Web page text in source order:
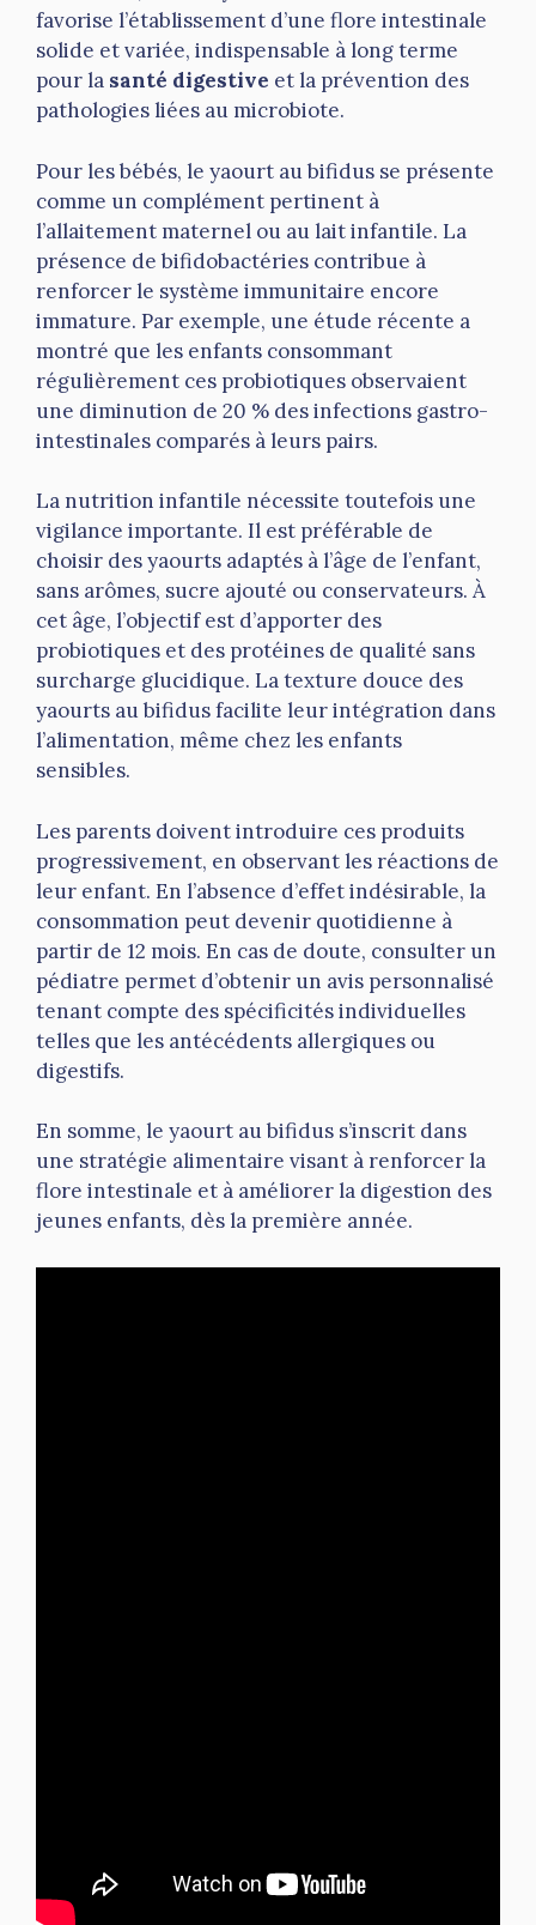
favorise l’établissement d’une flore intestinale
solide et variée, indispensable à long terme
pour la santé digestive et la prévention des
pathologies liées au microbiote.
Pour les bébés, le yaourt au bifidus se présente
comme un complément pertinent à
l’allaitement maternel ou au lait infantile. La
présence de bifidobactéries contribue à
renforcer le système immunitaire encore
immature. Par exemple, une étude récente a
montré que les enfants consommant
régulièrement ces probiotiques observaient
une diminution de 20 % des infections gastro-
intestinales comparés à leurs pairs.
La nutrition infantile nécessite toutefois une
vigilance importante. Il est préférable de
choisir des yaourts adaptés à l’âge de l’enfant,
sans arômes, sucre ajouté ou conservateurs. À
cet âge, l’objectif est d’apporter des
probiotiques et des protéines de qualité sans
surcharge glucidique. La texture douce des
yaourts au bifidus facilite leur intégration dans
l’alimentation, même chez les enfants
sensibles.
Les parents doivent introduire ces produits
progressivement, en observant les réactions de
leur enfant. En l’absence d’effet indésirable, la
consommation peut devenir quotidienne à
partir de 12 mois. En cas de doute, consulter un
pédiatre permet d’obtenir un avis personnalisé
tenant compte des spécificités individuelles
telles que les antécédents allergiques ou
digestifs.
En somme, le yaourt au bifidus s’inscrit dans
une stratégie alimentaire visant à renforcer la
flore intestinale et à améliorer la digestion des
jeunes enfants, dès la première année.